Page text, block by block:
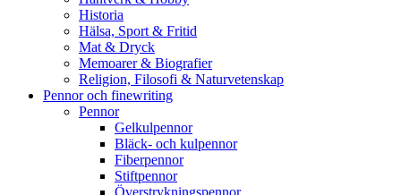
Historia
Hälsa, Sport & Fritid
Mat & Dryck
Memoarer & Biografier
Religion, Filosofi & Naturvetenskap
Pennor och finewriting
Pennor
Gelkulpennor
Bläck- och kulpennor
Fiberpennor
Stiftpennor
Överstrykningspennor